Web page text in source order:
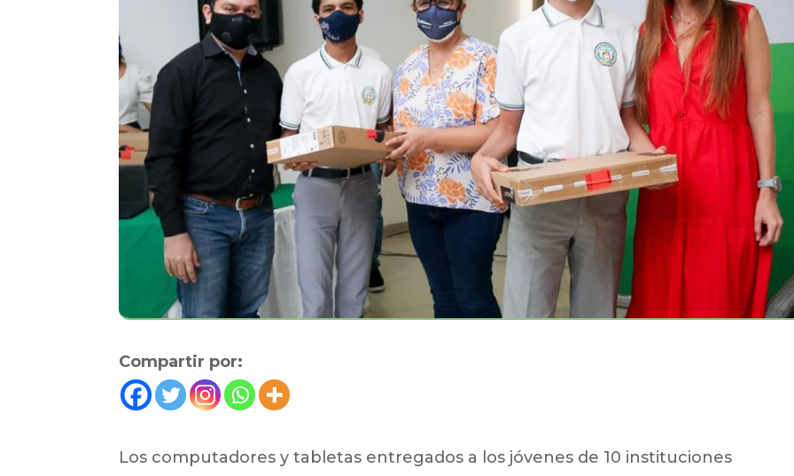
Compartir por:
Los computadores y tabletas entregados a los jóvenes de 10 instituciones